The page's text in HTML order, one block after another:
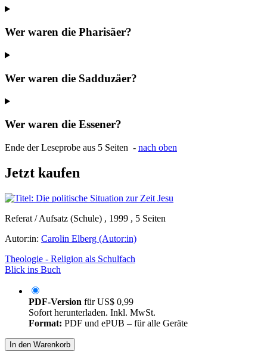
Wer waren die Pharisäer?
Wer waren die Sadduzäer?
Wer waren die Essener?
Ende der Leseprobe aus 5 Seiten - nach oben
Jetzt kaufen
Referat / Aufsatz (Schule) , 1999 , 5 Seiten
Autor:in: Carolin Elberg (Autor:in)
Theologie - Religion als Schulfach
Blick ins Buch
PDF-Version fürUS$ 0,99
Sofort herunterladen. Inkl. MwSt.
Format: PDF und ePUB – für alle Geräte
In den Warenkorb